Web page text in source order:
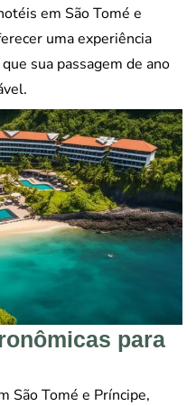
em São Tomé e
uma experiência
sua passagem de ano
para
São Tomé e Príncipe,